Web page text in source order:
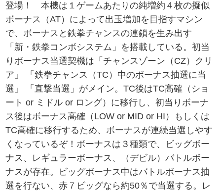
登場！ 本機は１ゲームあたりの純増約４枚の擬似
ボーナス（AT）によって出玉増加を目指すマシン
で、ボーナスと鉄拳チャンスの連鎖を生み出す
「新・鉄拳コンボシステム」を搭載している。初当
りボーナス当選契機は「チャンスゾーン（CZ）クリ
ア」 「鉄拳チャンス（TC）中のボーナス抽選に当
選」 「直撃当選」がメイン。TC後はTC高確（ショ
ート or ミドル or ロング）に移行し、初当りボーナ
ス後はボーナス高確（LOW or MID or HI）もしくは
TC高確に移行するため、ボーナスが連続当選しやす
くなっているぞ！ボーナスは３種類で、ビッグボー
ナス、レギュラーボーナス、（デビル）バトルボー
ナスが存在。ビッグボーナス中はバトルボーナス抽
選を行ない、赤７ビッグなら約50％で当選する。レ